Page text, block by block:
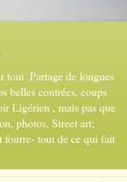
tout .Partage de longues
belles contrées, coups
Ligérien , mais pas que
photos, Street art;
fourre- tout de ce qui fait